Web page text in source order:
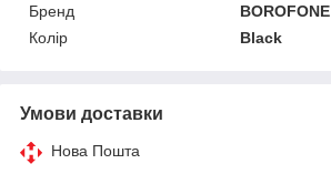
Бренд
BOROFONE
Колір
Black
Умови доставки
Нова Пошта